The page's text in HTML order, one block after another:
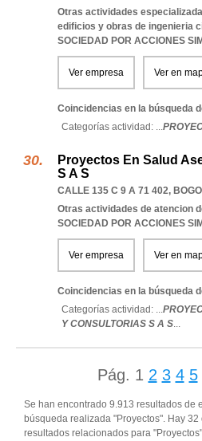
Otras actividades
edificios y obras de ingenieria
SOCIEDAD POR ACCIONES
Ver empresa Ver en
Coincidencias en la búsqueda
Categorías actividad: ...
Proyectos En Salud
S A S
CALLE 135 C 9 A 71 402,
Otras actividades de atencion
SOCIEDAD POR ACCIONES
Ver empresa Ver en
Coincidencias en la búsqueda
Categorías actividad: ...
Y CONSULTORIAS S A S...
Pág. 1 2 3 4 5
Se han encontrado 9.913 resultados de
búsqueda realizada "Proyectos". Hay
resultados relacionados para